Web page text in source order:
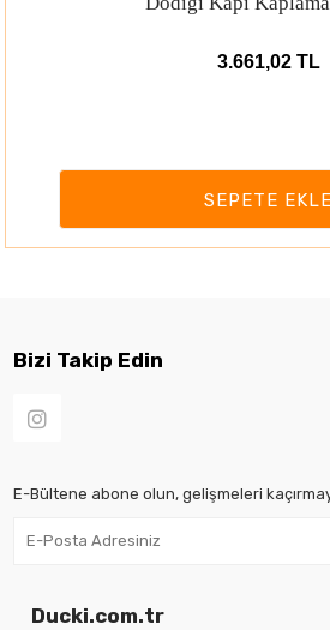
Ducki.com.tr
Bizi Takip Edin
E-Bültene abone olun, gelişmeleri